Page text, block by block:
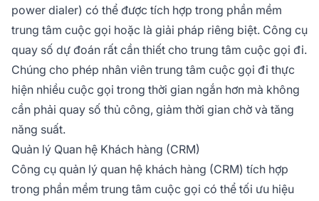
power dialer) có thể được tích hợp trong phần mềm
trung tâm cuộc gọi hoặc là giải pháp riêng biệt. Công cụ
quay số dự đoán rất cần thiết cho trung tâm cuộc gọi đi.
Chúng cho phép nhân viên trung tâm cuộc gọi đi thực
hiện nhiều cuộc gọi trong thời gian ngắn hơn mà không
cần phải quay số thủ công, giảm thời gian chờ và tăng
năng suất.
Quản lý Quan hệ Khách hàng (CRM)
Công cụ quản lý quan hệ khách hàng (CRM) tích hợp
trong phần mềm trung tâm cuộc gọi có thể tối ưu hiệu